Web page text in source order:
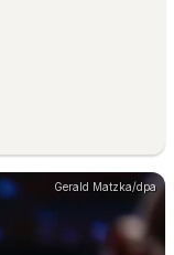
Gerald Matzka/dpa